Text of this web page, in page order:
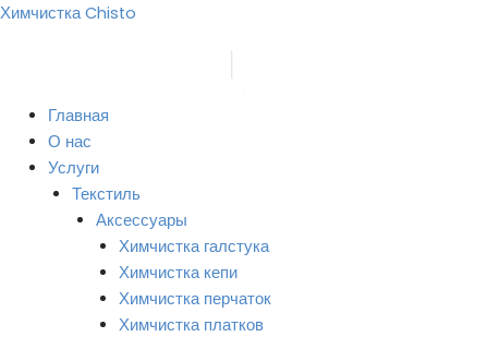
Перейти
Химчистка Chisto
Главная
О нас
Услуги
Текстиль
Аксессуары
Химчистка галстука
Химчистка кепи
Химчистка перчаток
Химчистка платков